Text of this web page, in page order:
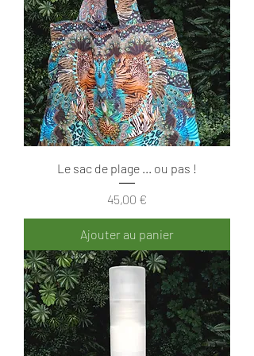
Le sac de plage ... ou pas !
Prix
45,00 €
Ajouter au panier